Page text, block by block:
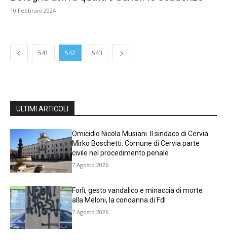
10 Febbraio 2024
541 542 543
ULTIMI ARTICOLI
Omicidio Nicola Musiani. Il sindaco di Cervia
Mirko Boschetti: Comune di Cervia parte
civile nel procedimento penale
7 Agosto 2026
Forlì, gesto vandalico e minaccia di morte
alla Meloni, la condanna di FdI
7 Agosto 2026